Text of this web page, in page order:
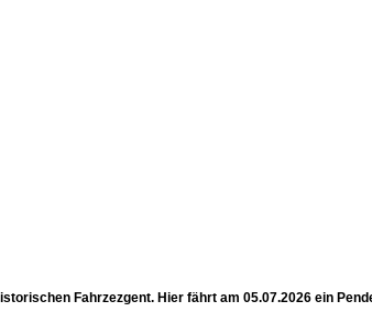
Fahrzezgent. Hier fährt am 05.07.2026 ein